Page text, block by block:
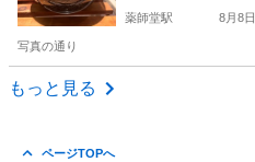
薬師堂駅 8月8日
写真の通り
宮城 仙台市
もっと見る
ページTOPへ